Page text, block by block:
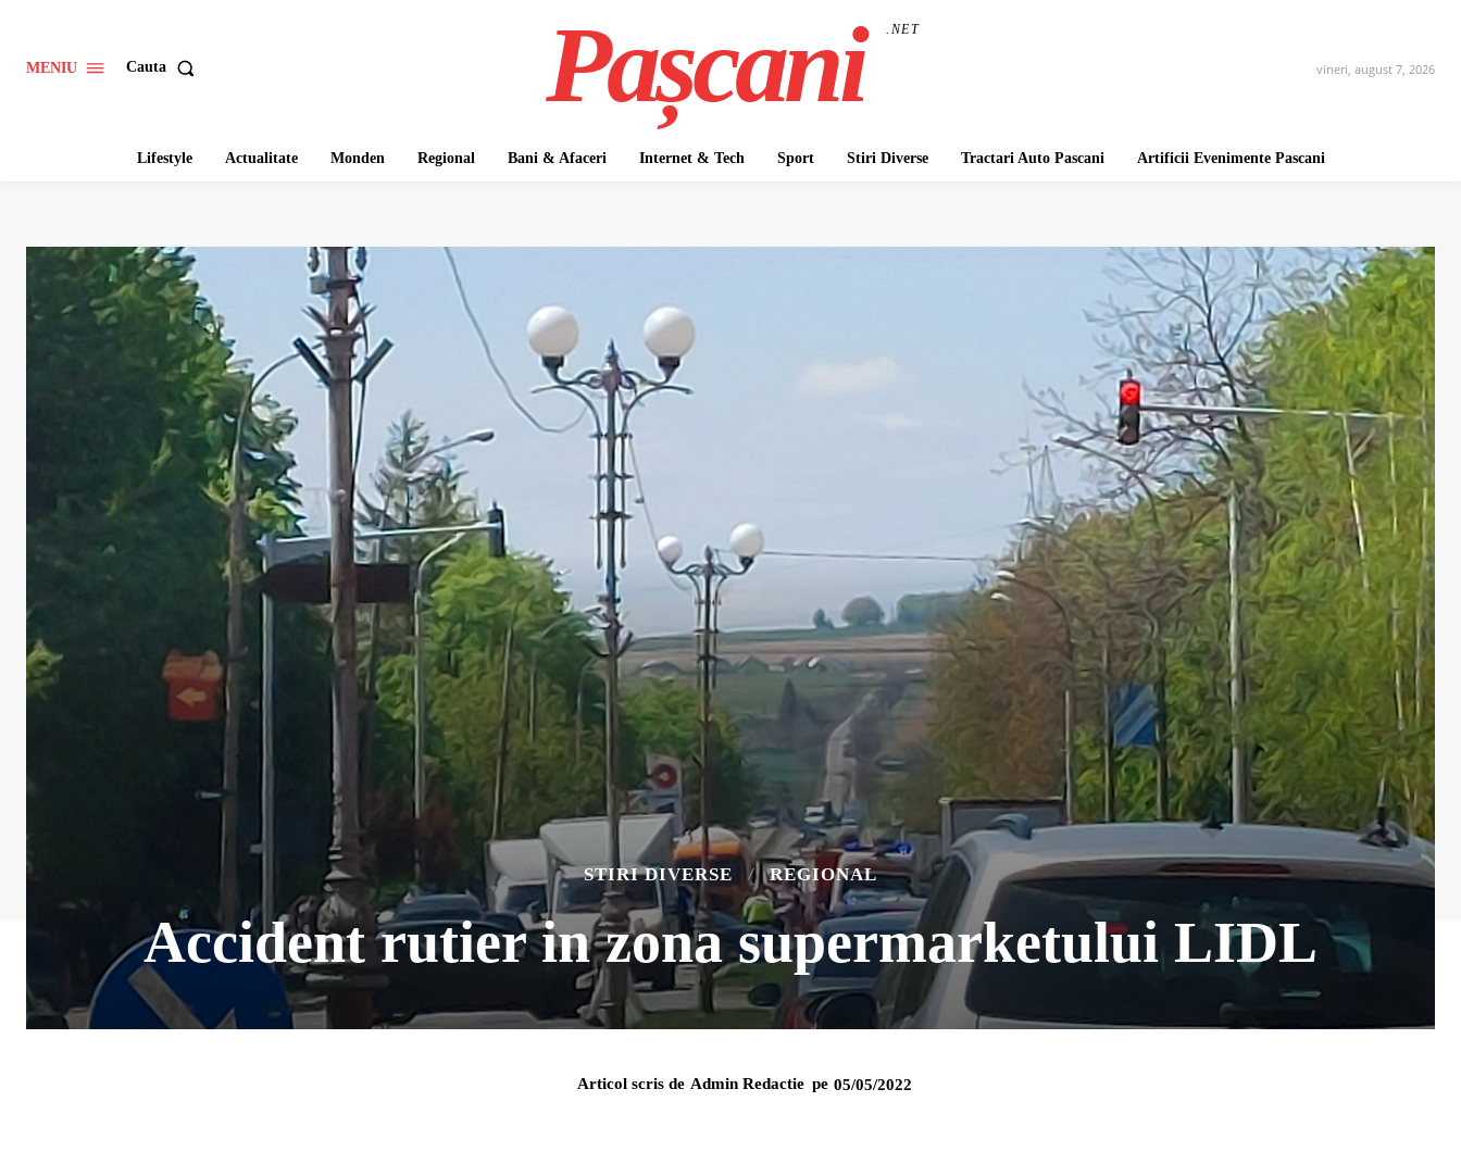
MENIU Cauta Pașcani .NET
vineri, august 7, 2026
Lifestyle Actualitate Monden Regional Bani & Afaceri Internet & Tech Sport Stiri Diverse Tractari Auto Pascani Artificii Evenimente Pascani
STIRI DIVERSE REGIONAL
Accident rutier in zona supermarketului LIDL
Articol scris de Admin Redactie pe 05/05/2022